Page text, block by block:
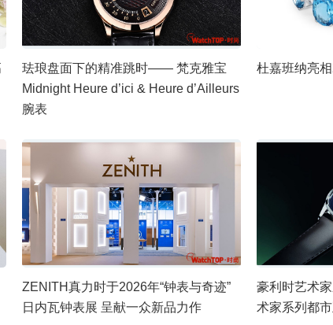
珐琅盘面下的精准跳时—— 梵克雅宝
Midnight Heure d’ici & Heure d’Ailleurs
腕表
杜嘉班纳亮
ZENITH真力时于2026年“钟表与奇迹”
日内瓦钟表展 呈献一众新品力作
豪利时艺术
术家系列都